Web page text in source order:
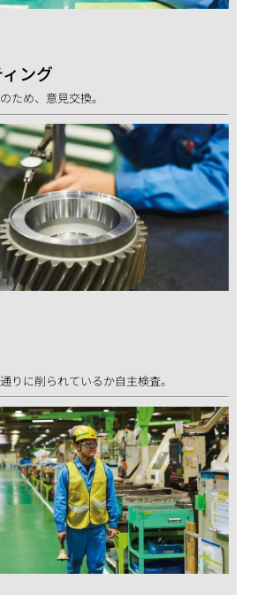
ング
ため、意見交換。
りに削られているか自主検査。